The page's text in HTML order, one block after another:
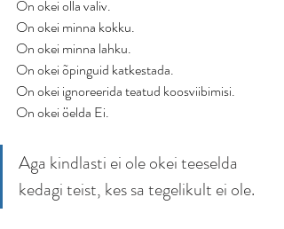
On okei olla valiv.
On okei minna kokku.
On okei minna lahku.
On okei õpinguid katkestada.
On okei ignoreerida teatud koosviibimisi.
On okei öelda Ei.
Aga kindlasti ei ole okei teeselda
kedagi teist, kes sa tegelikult ei ole.